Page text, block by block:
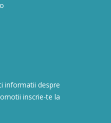
informatii despre
inscrie-te la